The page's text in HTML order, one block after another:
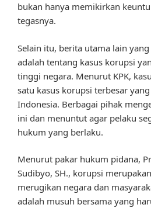
bukan hanya memikirkan
tegasnya.
Selain itu, berita utama lain
adalah tentang kasus korupsi
tinggi negara. Menurut KPK,
satu kasus korupsi terbesar
Indonesia. Berbagai pihak
ini dan menuntut agar pelaku
hukum yang berlaku.
Menurut pakar hukum pidana,
Sudibyo, SH., korupsi
merugikan negara dan
adalah musuh bersama yang